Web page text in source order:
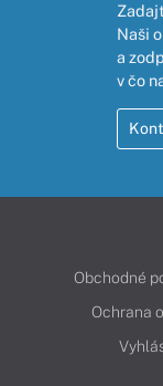
Naši
a
v čo
Obchodné
Ochrana